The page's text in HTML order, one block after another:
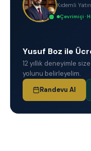
Kıdemli
Çevrimiçi ·
Yusuf Boz ile
12 yıllık deneyimle
yolunu belirleyelim.
Randevu Al